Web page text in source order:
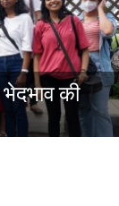
भेदभाव की